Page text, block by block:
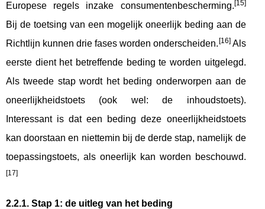
Europese regels inzake consumentenbescherming.[15]
Bij de toetsing van een mogelijk oneerlijk beding aan de
Richtlijn kunnen drie fases worden onderscheiden. [16]Als
eerste dient het betreffende beding te worden uitgelegd.
Als tweede stap wordt het beding onderworpen aan de
oneerlijkheidstoets (ook wel: de inhoudstoets).
Interessant is dat een beding deze oneerlijkheidstoets
kan doorstaan en niettemin bij de derde stap, namelijk de
toepassingstoets, als oneerlijk kan worden beschouwd.
[17]
2.2.1. Stap 1: de uitleg van het beding